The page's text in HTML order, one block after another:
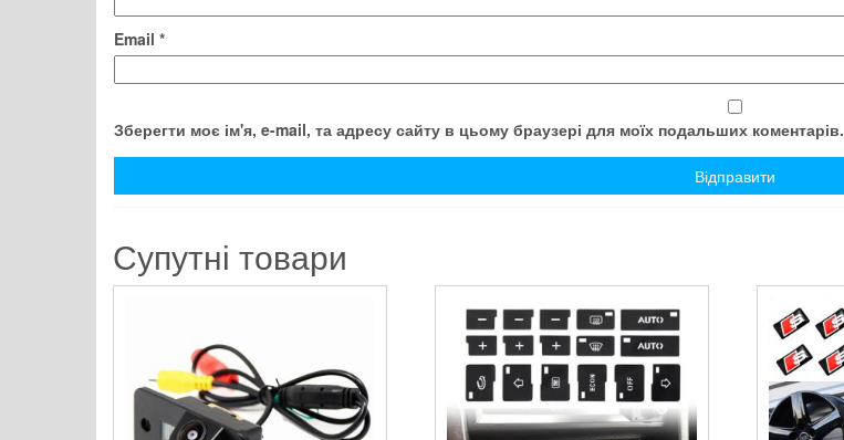
Email *
Зберегти моє ім'я, e-mail, та адресу сайту в цьому браузері для моїх подальших коментарів.
Супутні товари